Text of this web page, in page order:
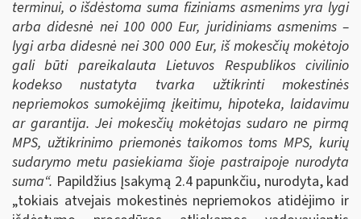
terminui, o išdėstoma suma fiziniams asmenims yra lygi
arba didesnė nei 100 000 Eur, juridiniams asmenims –
lygi arba didesnė nei 300 000 Eur, iš mokesčių mokėtojo
gali būti pareikalauta Lietuvos Respublikos civilinio
kodekso nustatyta tvarka užtikrinti mokestinės
nepriemokos sumokėjimą įkeitimu, hipoteka, laidavimu
ar garantija. Jei mokesčių mokėtojas sudaro ne pirmą
MPS, užtikrinimo priemonės taikomos toms MPS, kurių
sudarymo metu pasiekiama šioje pastraipoje nurodyta
suma“. Papildžius Įsakymą 2.4 papunkčiu, nurodyta, kad
„tokiais atvejais mokestinės nepriemokos atidėjimo ir